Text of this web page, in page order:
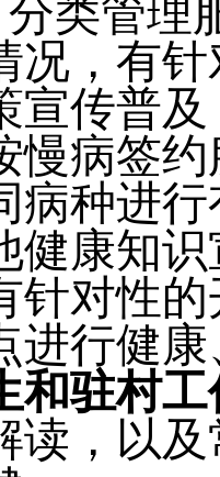
分类管理
况，有
宣传普
慢病签
病种进
健康知
针对性
进行健
和驻村
读，以及